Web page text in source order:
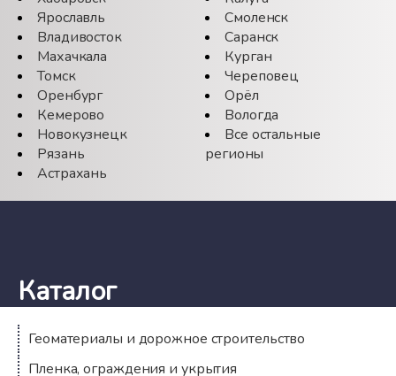
Ярославль
Владивосток
Махачкала
Томск
Оренбург
Кемерово
Новокузнецк
Рязань
Астрахань
Смоленск
Саранск
Курган
Череповец
Орёл
Вологда
Все остальные
регионы
Каталог
Геоматериалы и дорожное строительство
Пленка, ограждения и укрытия